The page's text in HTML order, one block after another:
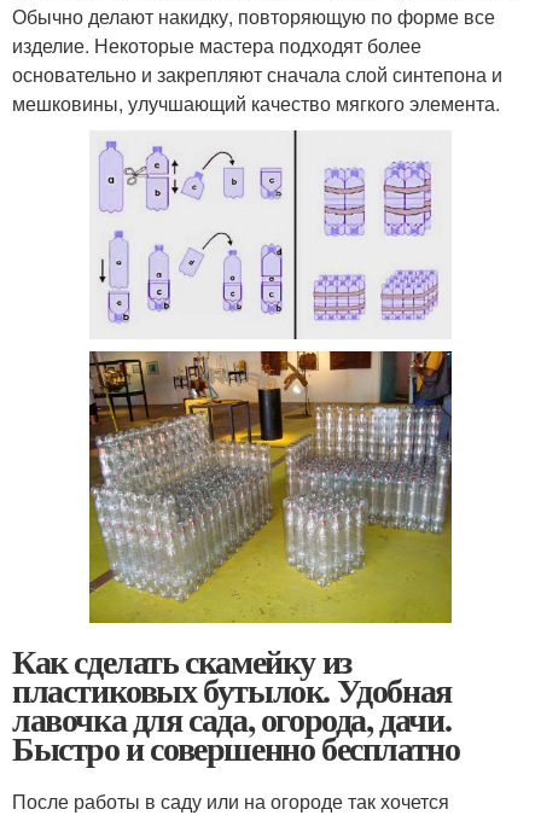
Обычно делают накидку, повторяющую по форме все
изделие. Некоторые мастера подходят более
основательно и закрепляют сначала слой синтепона и
мешковины, улучшающий качество мягкого элемента.
Как сделать скамейку из
пластиковых бутылок. Удобная
лавочка для сада, огорода, дачи.
Быстро и совершенно бесплатно
После работы в саду или на огороде так хочется